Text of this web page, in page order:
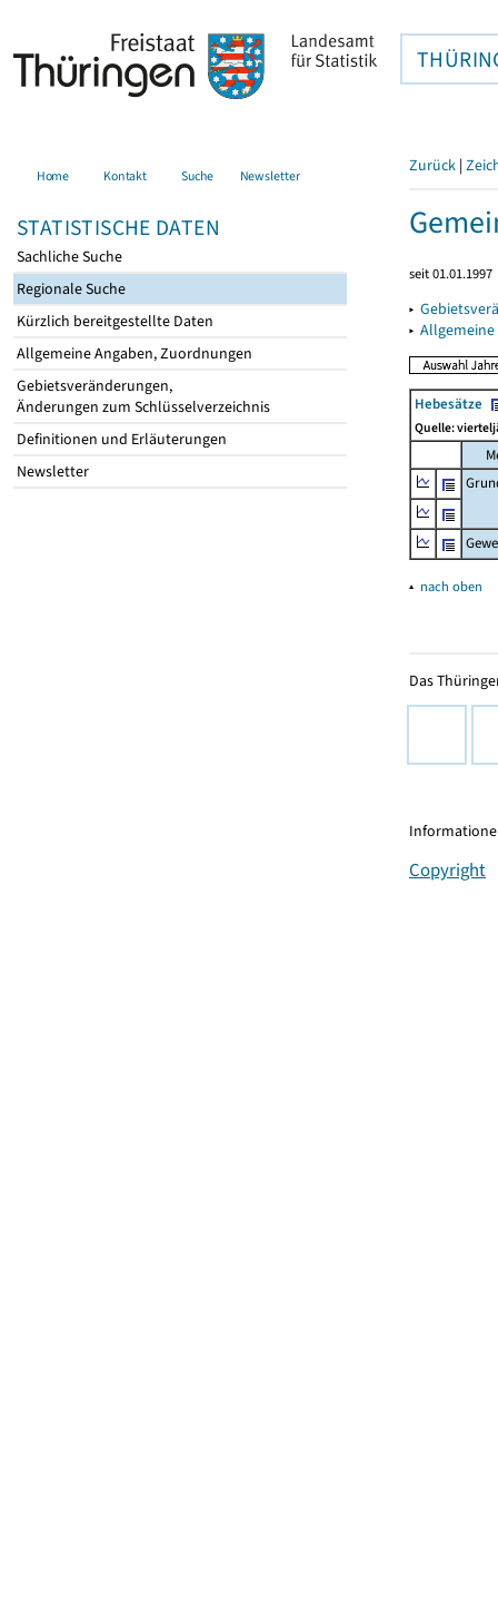
Home Kontakt Suche Newsletter
STATISTISCHE DATEN
Sachliche Suche
Regionale Suche
Kürzlich bereitgestellte Daten
Allgemeine Angaben, Zuordnungen
Gebietsveränderungen,
Änderungen zum Schlüsselverzeichnis
Definitionen und Erläuterungen
Newsletter
Zurück |
seit 01.01.1997
▸
▸
Hebesätze
Quelle:
▴ nach oben
Das
Copyright